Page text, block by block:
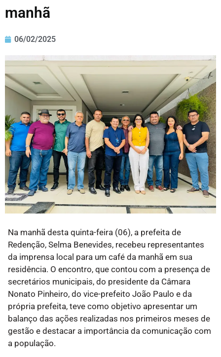
manhã
06/02/2025
Na manhã desta quinta-feira (06), a prefeita de
Redenção, Selma Benevides, recebeu representantes
da imprensa local para um café da manhã em sua
residência. O encontro, que contou com a presença de
secretários municipais, do presidente da Câmara
Nonato Pinheiro, do vice-prefeito João Paulo e da
própria prefeita, teve como objetivo apresentar um
balanço das ações realizadas nos primeiros meses de
gestão e destacar a importância da comunicação com
a população.